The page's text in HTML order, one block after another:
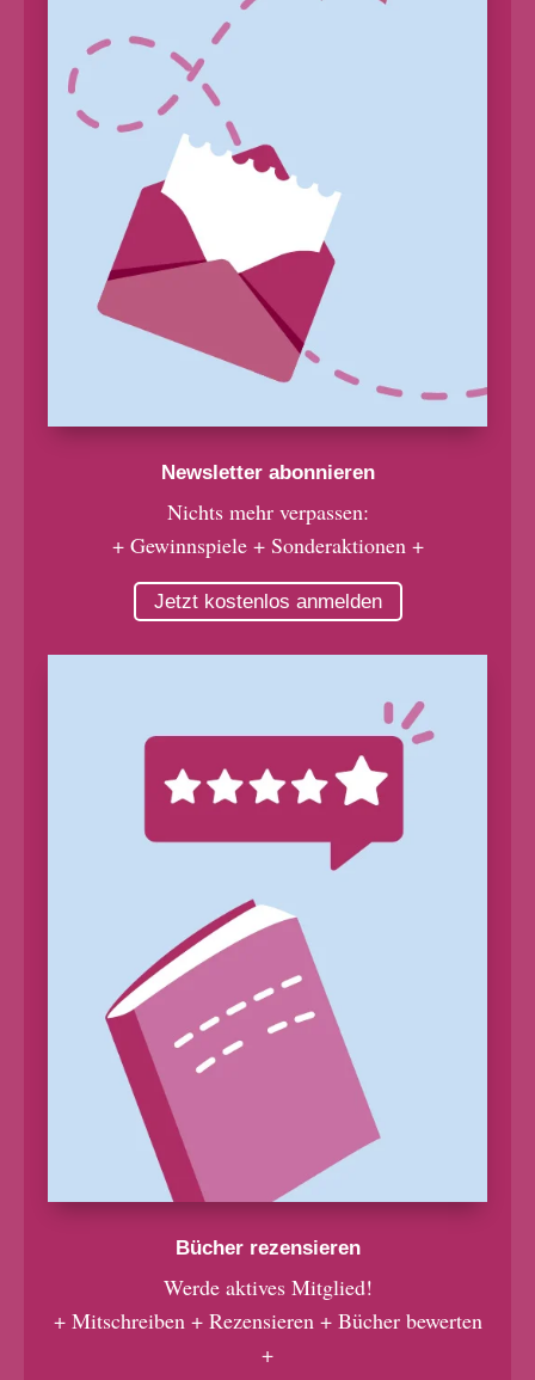
Newsletter abonnieren
Nichts mehr verpassen:
+ Gewinnspiele + Sonderaktionen +
Jetzt kostenlos anmelden
Bücher rezensieren
Werde aktives Mitglied!
+ Mitschreiben + Rezensieren + Bücher bewerten
+